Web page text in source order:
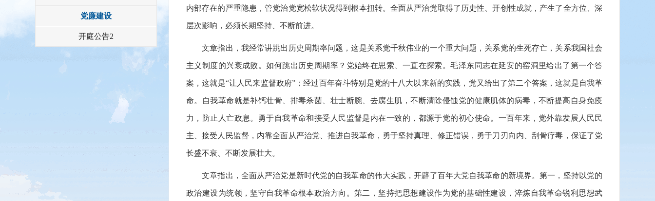
党廉建设
开庭公告2
内部存在的严重隐患，管党治党宽松软状况得到根本扭转。全面从严治党取得了历史性、开创性成就，产生了全方位、深
层次影响，必须长期坚持、不断前进。
文章指出，我经常讲跳出历史周期率问题，这是关系党千秋伟业的一个重大问题，关系党的生死存亡，关系我国社会
主义制度的兴衰成败。如何跳出历史周期率？党始终在思索、一直在探索。毛泽东同志在延安的窑洞里给出了第一个答
案，这就是“让人民来监督政府”；经过百年奋斗特别是党的十八大以来新的实践，党又给出了第二个答案，这就是自我革
命。自我革命就是补钙壮骨、排毒杀菌、壮士断腕、去腐生肌，不断清除侵蚀党的健康肌体的病毒，不断提高自身免疫
力，防止人亡政息。勇于自我革命和接受人民监督是内在一致的，都源于党的初心使命。一百年来，党外靠发展人民民
主、接受人民监督，内靠全面从严治党、推进自我革命，勇于坚持真理、修正错误，勇于刀刃向内、刮骨疗毒，保证了党
长盛不衰、不断发展壮大。
文章指出，全面从严治党是新时代党的自我革命的伟大实践，开辟了百年大党自我革命的新境界。第一，坚持以党的
政治建设为统领，坚守自我革命根本政治方向。第二，坚持把思想建设作为党的基础性建设，淬炼自我革命锐利思想武